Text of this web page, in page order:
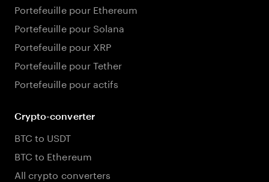
Portefeuille pour Ethereum
Portefeuille pour Solana
Portefeuille pour XRP
Portefeuille pour Tether
Portefeuille pour actifs
Crypto-converter
BTC to USDT
BTC to Ethereum
All crypto converters